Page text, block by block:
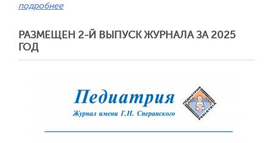
подробнее
РАЗМЕЩЕН 2-Й ВЫПУСК ЖУРНАЛА ЗА 2025
ГОД